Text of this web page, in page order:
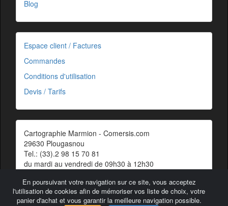
En poursuivant votre navigation sur ce site, vous acceptez
l'utilisation de cookies afin de mémoriser vos liste de choix, votre
panier d'achat et vous garantir la meilleure navigation possible.
Blog
Espace client / Factures
Commandes
Conditions d'utilisation
Devis / Tarifs
Cartographie Marmion - Comersis.com
29630 Plougasnou
Tel.: (33).2 98 15 70 81
du mardi au vendredi de 09h30 à 12h30
Contact